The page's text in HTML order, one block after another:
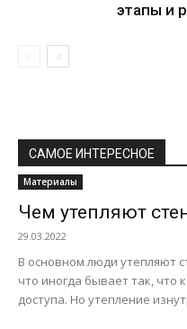
этапы и
САМОЕ ИНТЕРЕСНОЕ
Материалы
Чем утепляют
29.03.2022
В основном люди утепляют
что иногда бывает так, что
доступа. Но утепление